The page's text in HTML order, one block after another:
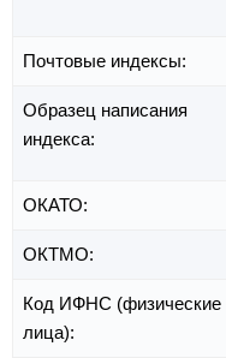
Почтовые индексы:
Образец написания
индекса:
ОКАТО:
ОКТМО:
Код ИФНС (физические
лица):